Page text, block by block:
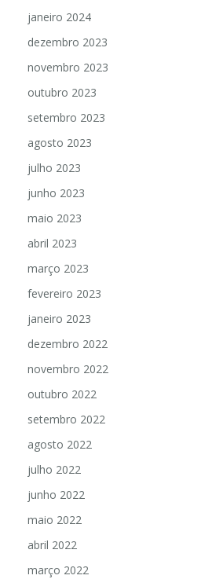
janeiro 2024
dezembro 2023
novembro 2023
outubro 2023
setembro 2023
agosto 2023
julho 2023
junho 2023
maio 2023
abril 2023
março 2023
fevereiro 2023
janeiro 2023
dezembro 2022
novembro 2022
outubro 2022
setembro 2022
agosto 2022
julho 2022
junho 2022
maio 2022
abril 2022
março 2022